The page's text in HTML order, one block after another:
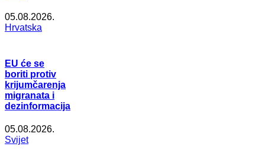
05.08.2026.
Hrvatska
EU će se
boriti protiv
krijumčarenja
migranata i
dezinformacija
05.08.2026.
Svijet